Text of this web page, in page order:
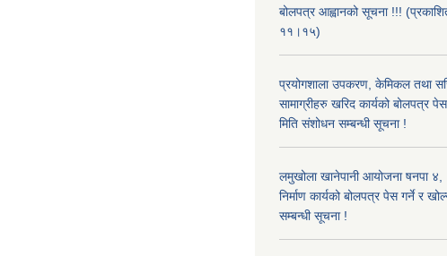
बोलपत्र आह्वानको सूचना !!!
११।१५)
प्रयोगशाला उपकरण, केमिकल तथा
सामाग्रीहरु खरिद कार्यको बोलपत्र
मिति संशोधन सम्बन्धी सूचना !
लमुखोला खानेपानी आयोजना षनपा
निर्माण कार्यको बोलपत्र पेस गर्ने र
सम्बन्धी सूचना !